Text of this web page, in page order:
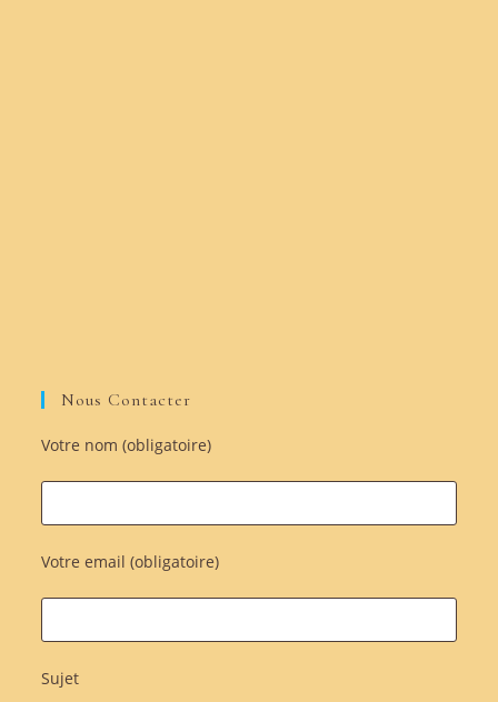
Nous Contacter
Votre nom (obligatoire)
Votre email (obligatoire)
Sujet